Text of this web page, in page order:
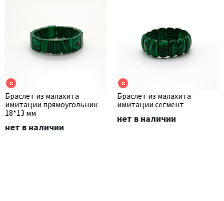
×
Браслет из малахита
имитации прямоугольник
18*13 мм
нет в наличии
×
Браслет из малахита
имитации сегмент
нет в наличии